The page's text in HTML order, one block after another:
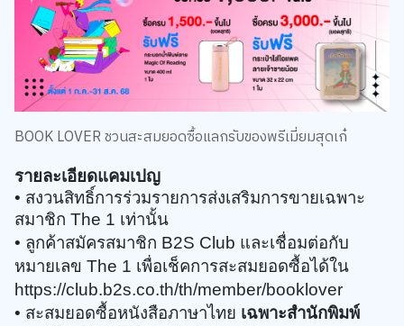
BOOK LOVER ชวนสะสมยอดซื้อแลกรับของพรีเมี่ยมสุดเก๋
รายละเอียดแคมเปญ
• สงวนสิทธิ์การร่วมรายการส่งเสริมการขายเฉพาะ
สมาชิก The 1 เท่านั้น ​​
• ลูกค้าสมัครสมาชิก B2S Club และเชื่อมต่อกับ
หมายเลข The 1 เพื่อเช็คการสะสมยอดซื้อได้ใน
https://club.b2s.co.th/th/member/booklover
• สะสมยอดซื้อหนังสือภาษาไทย เฉพาะสำนักพิมพ์